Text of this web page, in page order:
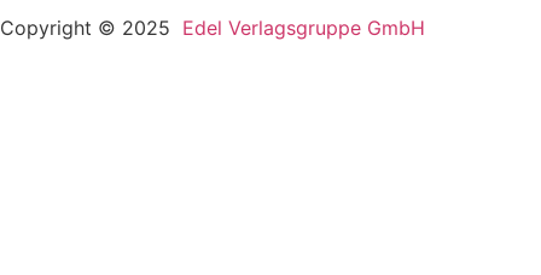
Copyright © 2025 Edel Verlagsgruppe GmbH